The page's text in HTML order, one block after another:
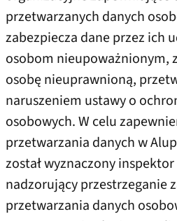
przetwarzanych danych
zabezpiecza dane przez ich
osobom nieupoważnionym,
osobę nieuprawnioną,
naruszeniem ustawy o
osobowych. W celu
przetwarzania danych w
został wyznaczony
nadzorujący przestrzeganie
przetwarzania danych